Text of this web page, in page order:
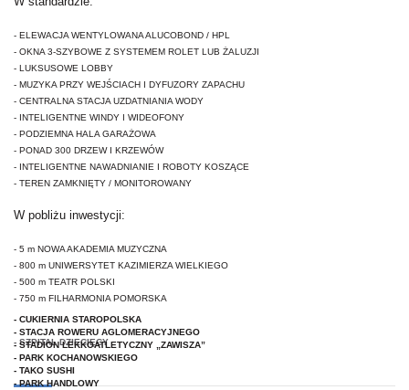
- ELEWACJA WENTYLOWANA ALUCOBOND / HPL
- OKNA 3-SZYBOWE Z SYSTEMEM ROLET LUB ŻALUZJI
- LUKSUSOWE LOBBY
- MUZYKA PRZY WEJŚCIACH I DYFUZORY ZAPACHU
- CENTRALNA STACJA UZDATNIANIA WODY
- INTELIGENTNE WINDY I WIDEOFONY
- PODZIEMNA HALA GARAŻOWA
- PONAD 300 DRZEW I KRZEWÓW
- INTELIGENTNE NAWADNIANIE I ROBOTY KOSZĄCE
- TEREN ZAMKNIĘTY / MONITOROWANY
W pobliżu inwestycji:
- 5 m NOWA AKADEMIA MUZYCZNA
- 800 m UNIWERSYTET KAZIMIERZA WIELKIEGO
- 500 m TEATR POLSKI
- 750 m FILHARMONIA POMORSKA
- SZPITAL DZIECIĘCY
- CUKIERNIA STAROPOLSKA
- STACJA ROWERU AGLOMERACYJNEGO
- STADION LEKKOATLETYCZNY „ZAWISZA”
- PARK KOCHANOWSKIEGO
- TAKO SUSHI
- PARK HANDLOWY